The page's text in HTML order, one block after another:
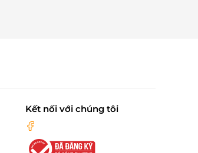
Kết nối với chúng tôi